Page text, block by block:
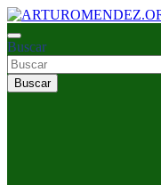
Saltar
al
contenido
ARTURO MENDEZ
Buscar
Buscar